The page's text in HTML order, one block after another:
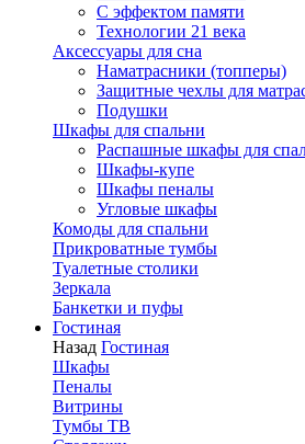
С эффектом памяти
Технологии 21 века
Аксессуары для сна
Наматрасники (топперы)
Защитные чехлы для
Подушки
Шкафы для спальни
Распашные шкафы для
Шкафы-купе
Шкафы пеналы
Угловые шкафы
Комоды для спальни
Прикроватные тумбы
Туалетные столики
Зеркала
Банкетки и пуфы
Гостиная
Назад Гостиная
Шкафы
Пеналы
Витрины
Тумбы ТВ